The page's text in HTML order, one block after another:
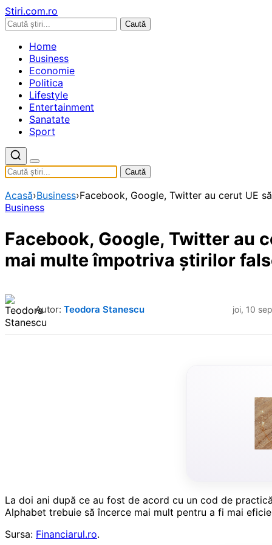
Stiri.com.ro
Caută
Home
Business
Economie
Politica
Lifestyle
Entertainment
Sanatate
Sport
Caută
Acasă›Business›Facebook, Google, Twitter au cerut UE
Business
Facebook, Google, Twitter au
mai multe împotriva știrilor
Autor: Teodora Stanescu joi, 10
La doi ani după ce au fost de acord cu un cod de
Alphabet trebuie să încerce mai mult pentru a fi mai
Sursa: Financiarul.ro.